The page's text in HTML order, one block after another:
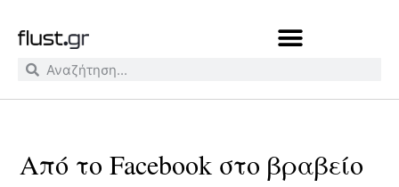
Από το Facebook στο βραβείο